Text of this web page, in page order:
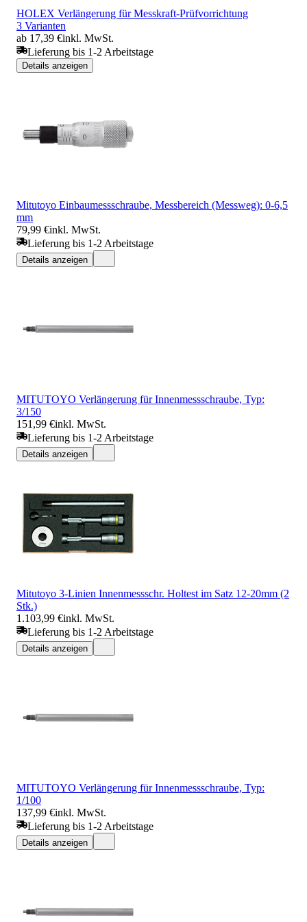
HOLEX Verlängerung für Messkraft-Prüfvorrichtung
3 Varianten
ab 17,39 €inkl. MwSt.
Lieferung bis 1-2 Arbeitstage
Details anzeigen
Mitutoyo Einbaumessschraube, Messbereich (Messweg): 0-6,5
mm
79,99 €inkl. MwSt.
Lieferung bis 1-2 Arbeitstage
Details anzeigen
MITUTOYO Verlängerung für Innenmessschraube, Typ:
3/150
151,99 €inkl. MwSt.
Lieferung bis 1-2 Arbeitstage
Details anzeigen
Mitutoyo 3-Linien Innenmessschr. Holtest im Satz 12-20mm (2
Stk.)
1.103,99 €inkl. MwSt.
Lieferung bis 1-2 Arbeitstage
Details anzeigen
MITUTOYO Verlängerung für Innenmessschraube, Typ:
1/100
137,99 €inkl. MwSt.
Lieferung bis 1-2 Arbeitstage
Details anzeigen